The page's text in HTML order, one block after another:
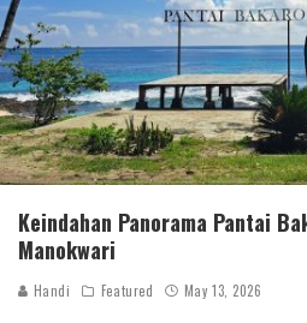
Keindahan Panorama Pantai
Manokwari
Handi Featured May 13, 2026